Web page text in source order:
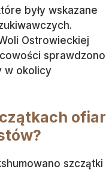
były wskazane
Ostrowieckiej
sprawdzono
w okolicy
ofiar
szczątki